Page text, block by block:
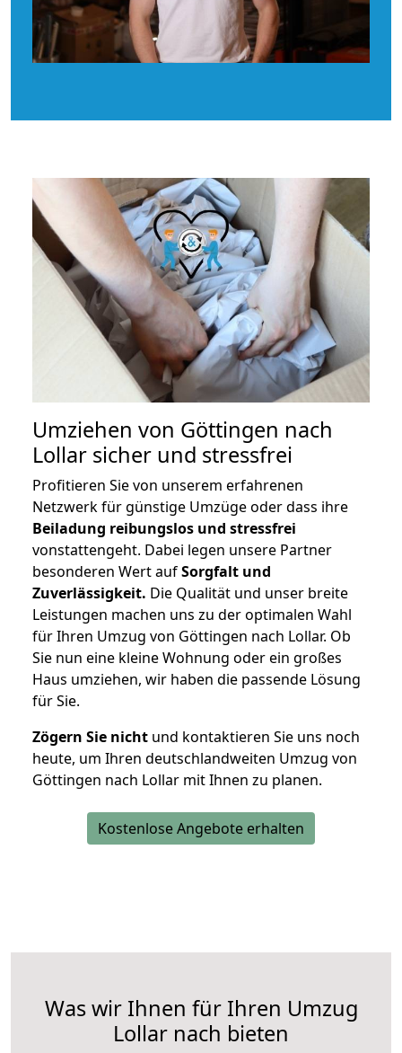
Umziehen von Göttingen nach
Lollar sicher und stressfrei
Profitieren Sie von unserem erfahrenen
Netzwerk für günstige Umzüge oder dass ihre
Beiladung reibungslos und stressfrei
vonstattengeht. Dabei legen unsere Partner
besonderen Wert aufSorgfalt und
Zuverlässigkeit. Die Qualität und unser breite
Leistungen machen uns zu der optimalen Wahl
für Ihren Umzug von Göttingen nach Lollar. Ob
Sie nun eine kleine Wohnung oder ein großes
Haus umziehen, wir haben die passende Lösung
für Sie.
Zögern Sie nicht und kontaktieren Sie uns noch
heute, um Ihren deutschlandweiten Umzug von
Göttingen nach Lollar mit Ihnen zu planen.
Kostenlose Angebote erhalten
Was wir Ihnen für Ihren Umzug
Lollar nach bieten